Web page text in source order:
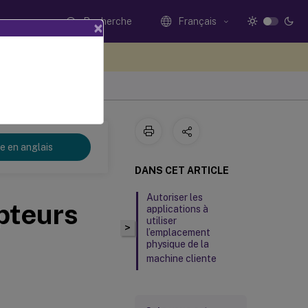
Recherche Français
en anglais
>
DANS CET ARTICLE
Autoriser les
applications à
utiliser
l’emplacement
physique de la
machine cliente
×